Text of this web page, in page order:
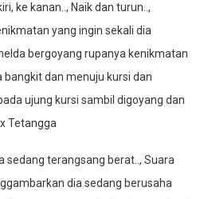
ke kanan.., Naik dan turun..,
yang ingin sekali dia
bergoyang rupanya kenikmatan
bangkit dan menuju kursi dan
ujung kursi sambil digoyang dan
Tetangga
sedang terangsang berat.., Suara
dia sedang berusaha